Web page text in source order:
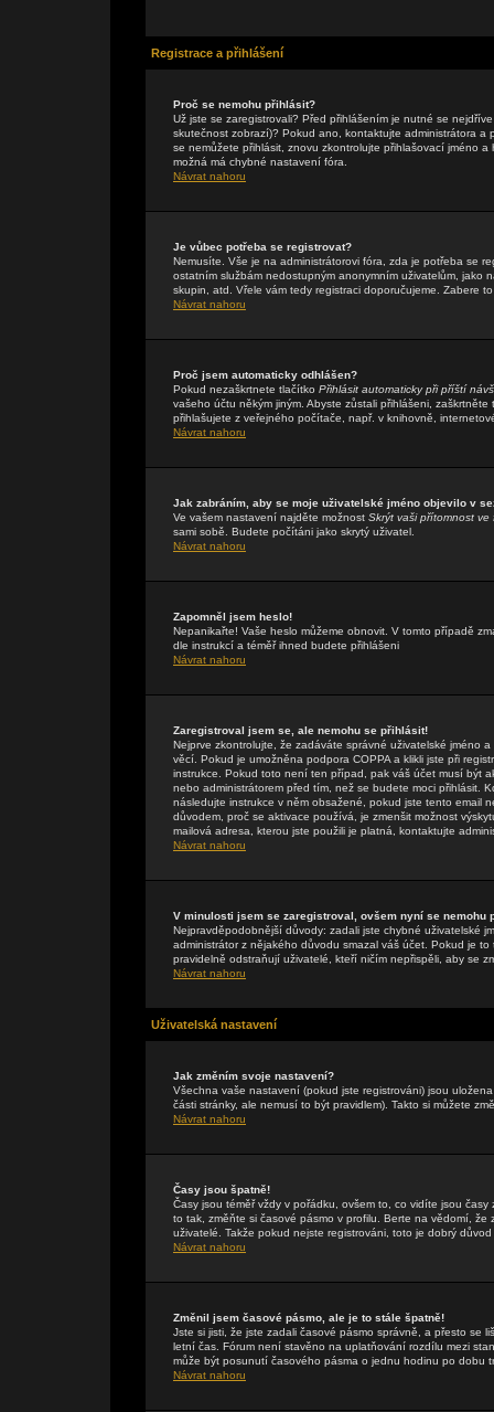
Registrace a přihlášení
Proč se nemohu přihlásit?
Už jste se zaregistrovali? Před přihlášením je nutné se
skutečnost zobrazí)? Pokud ano, kontaktujte administrátora
se nemůžete přihlásit, znovu zkontrolujte přihlašovací jméno
možná má chybné nastavení fóra.
Návrat nahoru
Je vůbec potřeba se registrovat?
Nemusíte. Vše je na administrátorovi fóra, zda je potřeba se
ostatním službám nedostupným anonymním uživatelům, jako
skupin, atd. Vřele vám tedy registraci doporučujeme. Zabere
Návrat nahoru
Proč jsem automaticky odhlášen?
Pokud nezaškrtnete tlačítko Přihlásit automaticky při příští
vašeho účtu někým jiným. Abyste zůstali přihlášeni,
přihlašujete z veřejného počítače, např. v knihovně,
Návrat nahoru
Jak zabráním, aby se moje uživatelské jméno objevilo v
Ve vašem nastavení najděte možnost Skrýt vaši přítomnost ve
sami sobě. Budete počítáni jako skrytý uživatel.
Návrat nahoru
Zapomněl jsem heslo!
Nepanikařte! Vaše heslo můžeme obnovit. V tomto případě
dle instrukcí a téměř ihned budete přihlášeni
Návrat nahoru
Zaregistroval jsem se, ale nemohu se přihlásit!
Nejprve zkontrolujte, že zadáváte správné uživatelské jméno
věcí. Pokud je umožněna podpora COPPA a klikli jste při
instrukce. Pokud toto není ten případ, pak váš účet musí být
nebo administrátorem před tím, než se budete moci přihlásit.
následujte instrukce v něm obsažené, pokud jste tento email
důvodem, proč se aktivace používá, je zmenšit možnost
mailová adresa, kterou jste použili je platná, kontaktujte
Návrat nahoru
V minulosti jsem se zaregistroval, ovšem nyní se nemohu
Nejpravděpodobnější důvody: zadali jste chybné uživatelské
administrátor z nějakého důvodu smazal váš účet. Pokud je
pravidelně odstraňují uživatelé, kteří ničím nepřispěli, aby se
Návrat nahoru
Uživatelská nastavení
Jak změním svoje nastavení?
Všechna vaše nastavení (pokud jste registrováni) jsou
části stránky, ale nemusí to být pravidlem). Takto si můžete
Návrat nahoru
Časy jsou špatně!
Časy jsou téměř vždy v pořádku, ovšem to, co vidíte jsou
to tak, změňte si časové pásmo v profilu. Berte na vědomí,
uživatelé. Takže pokud nejste registrováni, toto je dobrý
Návrat nahoru
Změnil jsem časové pásmo, ale je to stále špatně!
Jste si jisti, že jste zadali časové pásmo správně, a přesto
letní čas. Fórum není stavěno na uplatňování rozdílu mezi
může být posunutí časového pásma o jednu hodinu po dobu
Návrat nahoru